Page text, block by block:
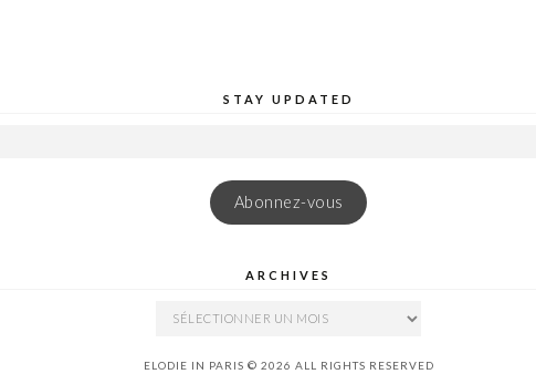
STAY UPDATED
Abonnez-vous
ARCHIVES
ARCHIVES
ELODIE IN PARIS © 2026 ALL RIGHTS RESERVED